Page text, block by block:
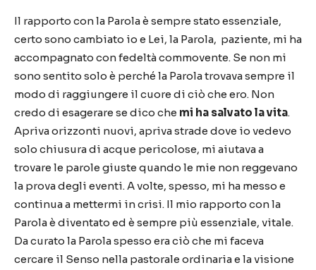
Il rapporto con la Parola è sempre stato essenziale,
certo sono cambiato io e Lei, la Parola, paziente, mi ha
accompagnato con fedeltà commovente. Se non mi
sono sentito solo è perché la Parola trovava sempre il
modo di raggiungere il cuore di ciò che ero. Non
credo di esagerare se dico che mi ha salvato la vita.
Apriva orizzonti nuovi, apriva strade dove io vedevo
solo chiusura di acque pericolose, mi aiutava a
trovare le parole giuste quando le mie non reggevano
la prova degli eventi. A volte, spesso, mi ha messo e
continua a mettermi in crisi. Il mio rapporto con la
Parola è diventato ed è sempre più essenziale, vitale.
Da curato la Parola spesso era ciò che mi faceva
cercare il Senso nella pastorale ordinaria e la visione